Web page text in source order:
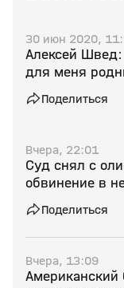
30 июн 2020,
Алексей
для меня
Поделиться
Вчера, 22:01
Суд снял с
обвинение в
Поделиться
Вчера, 13:09
Американский